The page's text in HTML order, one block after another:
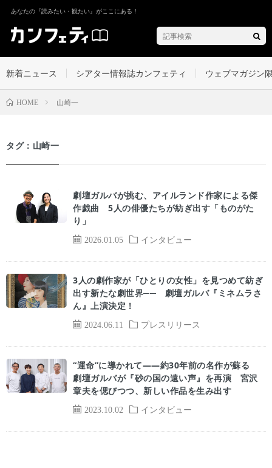
あなたの『読みたい・観たい』がここにある！
新着ニュース シアター情報誌カンフェティ ウェブマガジン
HOME 山崎一
タグ：山崎一
2026.01.05 インタビュー
劇壇ガルバが挑む、アイルランド作家による傑
作戯曲 5人の俳優たちが紡ぎ出す「ものがた
り」
2024.06.11 プレスリリース
3人の劇作家が「ひとりの女性」を見つめて紡ぎ
出す新たな劇世界── 劇壇ガルバ『ミネムラさ
ん』上演決定！
2023.10.02 インタビュー
“運命”に導かれて――約30年前の名作が蘇る
劇壇ガルバが『砂の国の遠い声』を再演 宮沢
章夫を偲びつつ、新しい作品を生み出す